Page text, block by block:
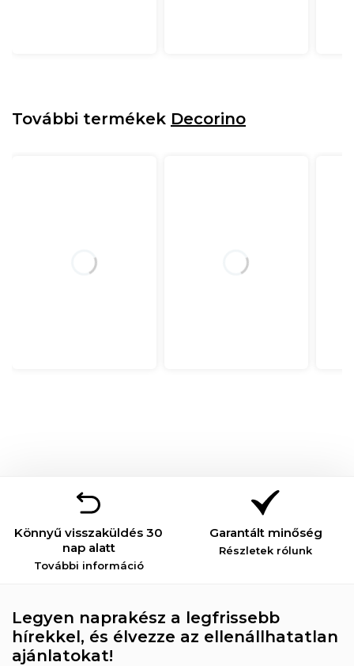
További termékek Decorino
Könnyű visszaküldés 30
nap alatt
További információ
Garantált minőség
Részletek rólunk
Legyen naprakész a legfrissebb
hírekkel, és élvezze az ellenállhatatlan
ajánlatokat!